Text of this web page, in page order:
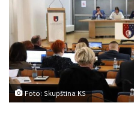
Foto: Skupština KS